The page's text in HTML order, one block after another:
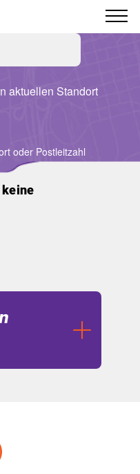
aktuellen Standort
oder Postleitzahl
keine